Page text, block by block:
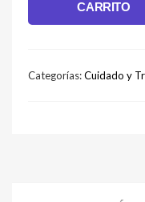
cantidad
CARRITO
Categorías:Cuidado y